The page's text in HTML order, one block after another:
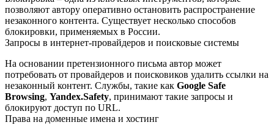
позволяют автору оперативно остановить распространение
незаконного контента. Существует несколько способов
блокировки, применяемых в России.
Запросы в интернет-провайдеров и поисковые системы
На основании претензионного письма автор может
потребовать от провайдеров и поисковиков удалить ссылки на
незаконный контент. Службы, такие как Google Safe
Browsing, Yandex.Safety, принимают такие запросы и
блокируют доступ по URL.
Права на доменные имена и хостинг